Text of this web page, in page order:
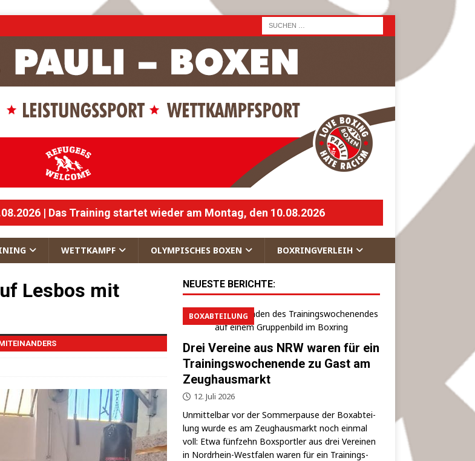
| Das Training startet wieder am Montag, den 10.08.2026
WETTKAMPF OLYMPISCHES BOXEN BOXRINGVERLEIH
Lesbos mit
NEUESTE BERICHTE:
BOXABTEILUNG
Drei Vereine aus NRW waren für ein
Trainingswochenende zu Gast am
Zeughausmarkt
12. Juli 2026
Unmit­tel­bar vor der Som­mer­pau­se der Box­ab­tei­
lung wur­de es am Zeug­haus­markt noch ein­mal
voll: Etwa fünf­zehn Box­sport­ler aus drei Ver­ei­nen
in Nord­rhein-West­fa­len waren für ein Trai­nings­